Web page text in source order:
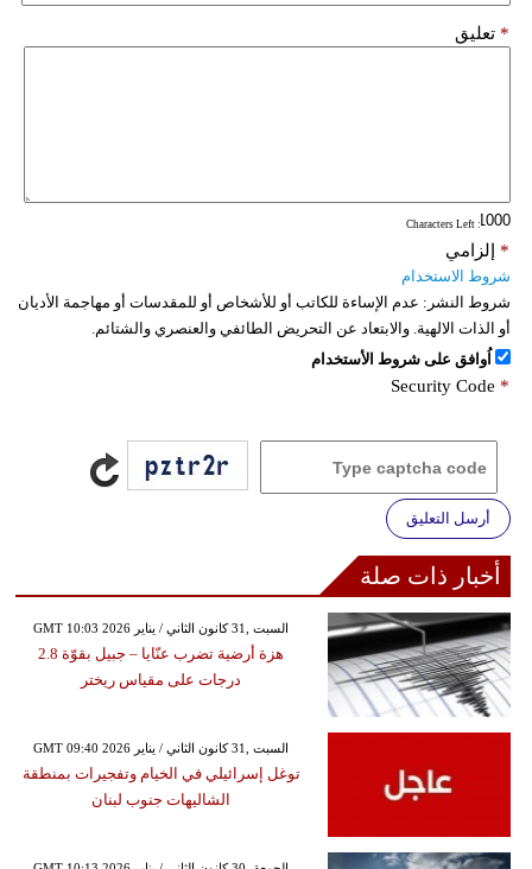
تعليق *
: Characters Left
إلزامي *
شروط الاستخدام
شروط النشر: عدم الإساءة للكاتب أو للأشخاص أو للمقدسات أو مهاجمة الأديان
أو الذات الالهية. والابتعاد عن التحريض الطائفي والعنصري والشتائم.
اُوافق على شروط الأستخدام
Security Code *
أرسل التعليق
أخبار ذات صلة
GMT 10:03 2026 السبت ,31 كانون الثاني / يناير
هزة أرضية تضرب عنّايا – جبيل بقوّة 2.8
درجات على مقياس ريختر
GMT 09:40 2026 السبت ,31 كانون الثاني / يناير
توغل إسرائيلي في الخيام وتفجيرات بمنطقة
الشاليهات جنوب لبنان